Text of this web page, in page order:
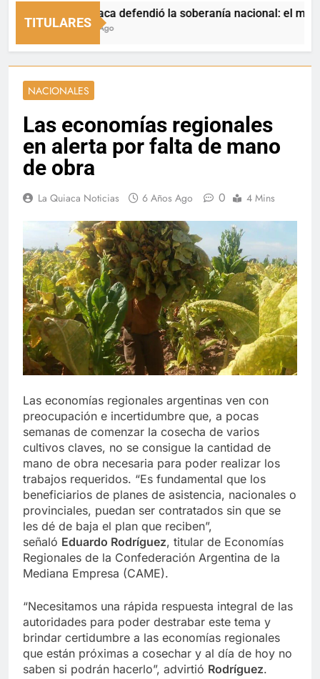
TITULARES
La Quiaca defendió la soberanía nacional: el
4 Horas Ago
NACIONALES
Las economías regionales
en alerta por falta de mano
de obra
La Quiaca Noticias 6 Años Ago 0 4 Mins
Las economías regionales argentinas ven con
preocupación e incertidumbre que, a pocas
semanas de comenzar la cosecha de varios
cultivos claves, no se consigue la cantidad de
mano de obra necesaria para poder realizar los
trabajos requeridos. “Es fundamental que los
beneficiarios de planes de asistencia, nacionales o
provinciales, puedan ser contratados sin que se
les dé de baja el plan que reciben”,
señaló Eduardo Rodríguez, titular de Economías
Regionales de la Confederación Argentina de la
Mediana Empresa (CAME).
“Necesitamos una rápida respuesta integral de las
autoridades para poder destrabar este tema y
brindar certidumbre a las economías regionales
que están próximas a cosechar y al día de hoy no
saben si podrán hacerlo”, advirtió Rodríguez.